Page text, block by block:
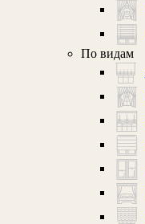
По видам